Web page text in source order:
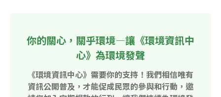
你的關心，關乎環境—讓《環境資訊中
心》為環境發聲
《環境資訊中心》需要你的支持！我們相信唯有
資訊公開普及，才能促成民眾的參與和行動，邀